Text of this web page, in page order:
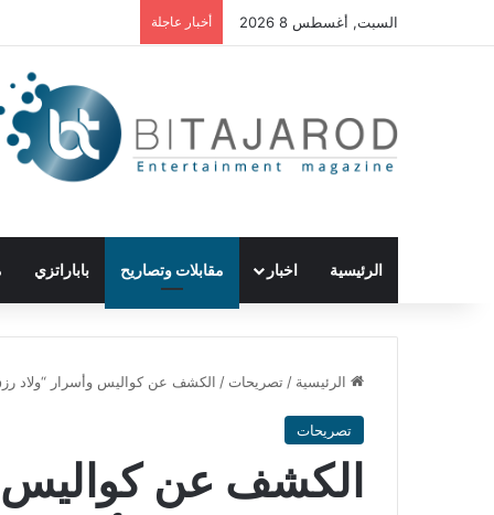
السبت, أغسطس 8 2026 أخبار عاجلة
الرئيسية اخبار مقابلات وتصاريح باباراتزي
الرئيسية / تصريحات / الكشف عن كواليس وأسرار “ولاد رزق 2”.. إليكم ما قاله أبطال وصناع
تصريحات